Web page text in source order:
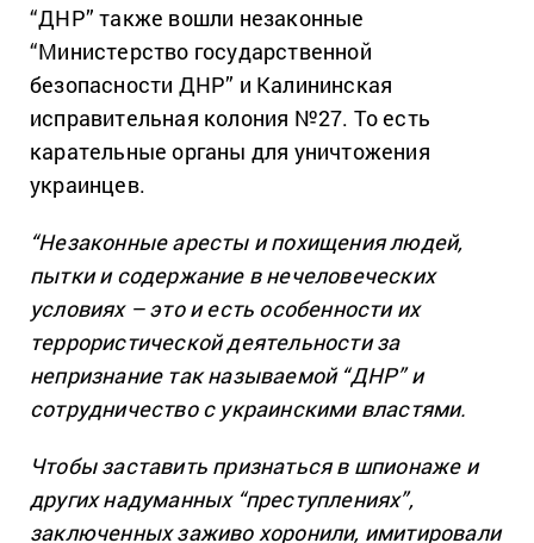
“ДНР” также вошли незаконные
“Министерство государственной
безопасности ДНР” и Калининская
исправительная колония №27. То есть
карательные органы для уничтожения
украинцев.
“Незаконные аресты и похищения людей,
пытки и содержание в нечеловеческих
условиях – это и есть особенности их
террористической деятельности за
непризнание так называемой “ДНР” и
сотрудничество с украинскими властями.
Чтобы заставить признаться в шпионаже и
других надуманных “преступлениях”,
заключенных заживо хоронили, имитировали